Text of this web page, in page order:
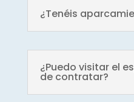
¿Tenéis
¿Puedo visitar el
de contratar?